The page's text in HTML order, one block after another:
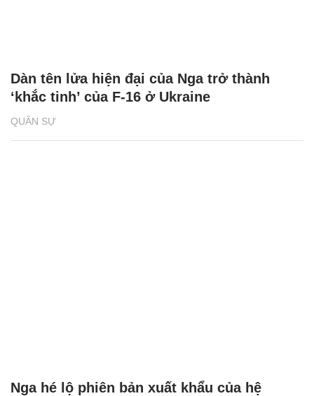
QUÂN SỰ
Dàn tên lửa hiện đại của Nga trở thành
‘khắc tinh’ của F-16 ở Ukraine
Nga hé lộ phiên bản xuất khẩu của hệ